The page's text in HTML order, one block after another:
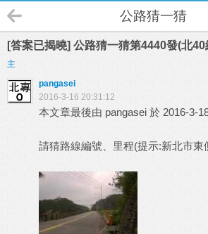
公路猜一猜
[答案已揭曉] 公路猜一猜第4440發(北
主
pangasei
2016-3-16 20:31:12
本文章最後由 pangasei 於 2016-3-
請猜路線編號、里程(提示:新北市東